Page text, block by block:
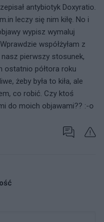
antybiotyk Doxyratio.
leczy się nim kiłę. No i
wypisz wymaluj
współżyłam z
pierwszy stosunek,
ostatnio półtora roku
żeby była to kiła, ale
co robić. Czy ktoś
do moich objawami?? :-o